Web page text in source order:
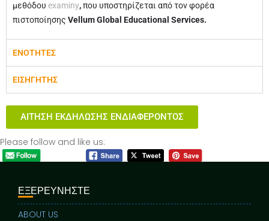
μεθόδου examiny,που υποστηρίζεται από τον φορέα
πιστοποίησης Vellum Global Educational Services.
ΕΝΟΤΗΤΕΣ
ΕΙΣΗΓΗΤΗΣ
ΑΙΤΗΣΗ ΕΚΔΗΛΩΣΗΣ ΕΝΔΙΑΦΕΡΟΝΤΟΣ
Please follow and like us:
ΕΞΕΡΕΥΝΗΣΤΕ
ABOUT US